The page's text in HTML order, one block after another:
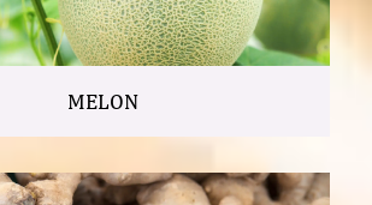
MELON